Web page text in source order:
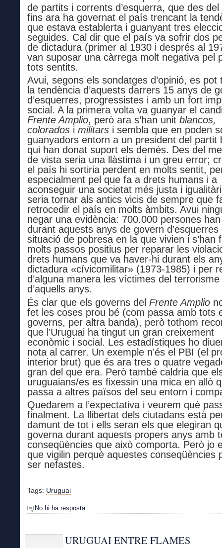
de partits i corrents d’esquerra, que des del
fins ara ha governat el país trencant la
que estava establerta i guanyant tres
seguides. Cal dir que el país va sofrir dos
de dictadura (primer al 1930 i després al
van suposar una càrrega molt negativa pel
tots sentits.
Avui, segons els sondatges d’opinió, es pot
la tendència d’aquests darrers 15 anys de
d’esquerres, progressistes i amb un fort
social. A la primera volta va guanyar el
Frente Amplio, però ara s’han unit blancos,
colorados i militars i sembla que en poden
guanyadors entorn a un president del partit
qui han donat suport els demés. Des del
de vista seria una llàstima i un greu error;
el país hi sortiria perdent en molts sentit,
especialment pel que fa a drets humans i a
aconseguir una societat més justa i
seria tornar als antics vicis de sempre que
retrocedir el país en molts àmbits. Avui n
negar una evidència: 700.000 persones
durant aquests anys de govern d’esquerres
situació de pobresa en la que vivien i s’han
molts passos positius per reparar les
drets humans que va haver-hi durant els
dictadura «cívicomilitar» (1973-1985) i per
d’alguna manera les víctimes del terrorisme
d’aquells anys.
És clar que els governs del Frente Amplio
fet les coses prou bé (com passa amb tots
governs, per altra banda), però tothom
que l’Uruguai ha tingut un gran creixement
econòmic i social. Les estadístiques ho
nota al carrer. Un exemple n’és el PBI (el
interior brut) que és ara tres o quatre
gran del que era. Però també caldria que
uruguaians/es es fixessin una mica en allò
passa a altres països del seu entorn i
Quedarem a l’expectativa i veurem què
finalment. La llibertat dels ciutadans està
damunt de tot i ells seran els que elegiran
governa durant aquests propers anys amb
conseqüències que això comporta. Però jo
que vigilin perquè aquestes conseqüències
ser nefastes.
Tags: Uruguai
No hi ha resposta
URUGUAI ENTRE FLAMES